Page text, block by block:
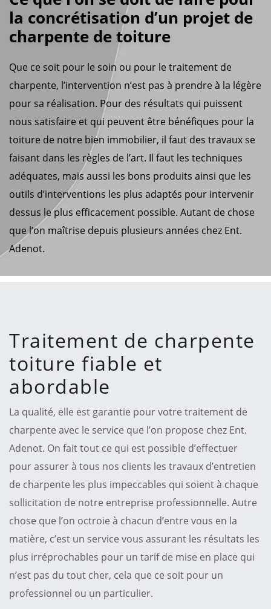
la concrétisation d’un projet de
charpente de toiture
Que ce soit pour le soin ou pour le traitement de
charpente, l’intervention n’est pas à prendre à la légère
pour sa réalisation. Pour des résultats qui puissent
nous satisfaire et qui peuvent être bénéfiques pour la
toiture de notre bien immobilier, il faut des travaux se
faisant dans les règles de l’art. Il faut les techniques
adéquates, mais aussi les bons produits ainsi que les
outils d’interventions les plus adaptés pour intervenir
dessus le plus efficacement possible. Autant de chose
que l’on maîtrise depuis plusieurs années chez Ent.
Adenot.
Traitement de charpente
toiture fiable et
abordable
La qualité, elle est garantie pour votre traitement de
charpente avec le service que l’on propose chez Ent.
Adenot. On fait tout ce qui est possible d’effectuer
pour assurer à tous nos clients les travaux d’entretien
de charpente les plus impeccables qui soient à chaque
sollicitation de notre entreprise professionnelle. Autre
chose que l’on octroie à chacun d’entre vous en la
matière, c’est un service vous assurant les résultats les
plus irréprochables pour un tarif de mise en place qui
n’est pas du tout cher, cela que ce soit pour un
professionnel ou un particulier.